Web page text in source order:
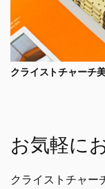
クライストチャーチ
お気軽に
クライストチャー